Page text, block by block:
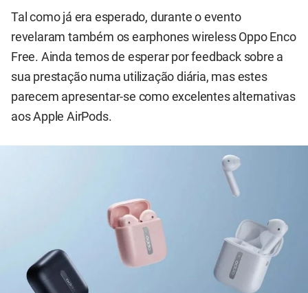
Tal como já era esperado, durante o evento
revelaram também os earphones wireless Oppo Enco
Free. Ainda temos de esperar por feedback sobre a
sua prestação numa utilização diária, mas estes
parecem apresentar-se como excelentes alternativas
aos Apple AirPods.